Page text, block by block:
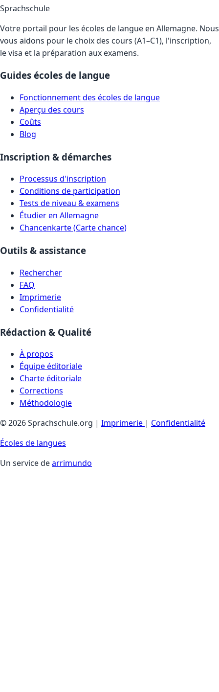
Sprachschule
Votre portail pour les écoles de langue en Allemagne. Nous
vous aidons pour le choix des cours (A1–C1), l'inscription,
le visa et la préparation aux examens.
Guides écoles de langue
Fonctionnement des écoles de langue
Aperçu des cours
Coûts
Blog
Inscription & démarches
Processus d'inscription
Conditions de participation
Tests de niveau & examens
Étudier en Allemagne
Chancenkarte (Carte chance)
Outils & assistance
Rechercher
FAQ
Imprimerie
Confidentialité
Rédaction & Qualité
À propos
Équipe éditoriale
Charte éditoriale
Corrections
Méthodologie
© 2026 Sprachschule.org | Imprimerie | Confidentialité
Écoles de langues
Un service dearrimundo